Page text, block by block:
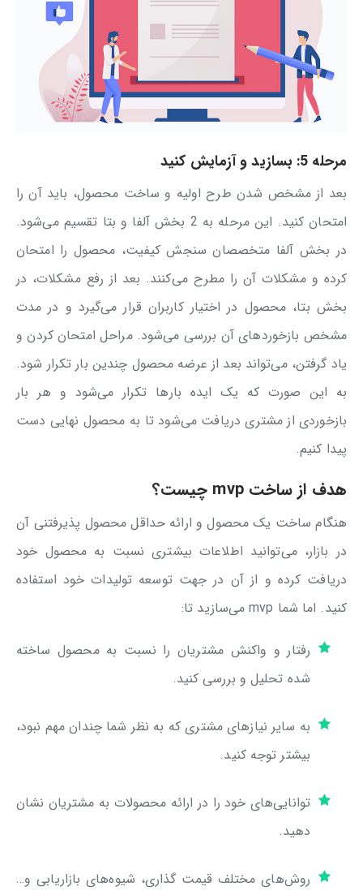
مرحله 5: بسازید و آزمایش کنید
بعد از مشخص شدن طرح اولیه و ساخت محصول، باید آن را
امتحان کنید. این مرحله به 2 بخش آلفا و بتا تقسیم می‌شود.
در بخش آلفا متخصصان سنجش کیفیت، محصول را امتحان
کرده و مشکلات آن را مطرح می‌کنند. بعد از رفع مشکلات، در
بخش بتا، محصول در اختیار کاربران قرار می‌گیرد و در مدت
مشخص بازخوردهای آن بررسی می‌شود. مراحل امتحان کردن و
یاد گرفتن، می‌تواند بعد از عرضه محصول چندین بار تکرار شود.
به این صورت که یک ایده بارها تکرار می‌شود و هر بار
بازخوردی از مشتری دریافت می‌شود تا به محصول نهایی دست
پیدا کنیم.
هدف از ساخت mvp چیست؟
هنگام ساخت یک محصول و ارائه حداقل محصول پذیرفتنی آن
در بازار، می‌توانید اطلاعات بیشتری نسبت به محصول خود
دریافت کرده و از آن در جهت توسعه تولیدات خود استفاده
کنید. اما شما mvp می‌سازید تا:
رفتار و واکنش مشتریان را نسبت به محصول ساخته
شده تحلیل و بررسی کنید.
به سایر نیازهای مشتری که به نظر شما چندان مهم نبود،
بیشتر توجه کنید.
توانایی‌های خود را در ارائه محصولات به مشتریان نشان
دهید.
روش‌های مختلف قیمت گذاری، شیوه‌های بازاریابی و…